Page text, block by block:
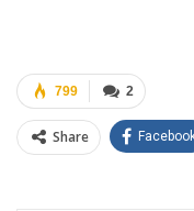
2
799
Share